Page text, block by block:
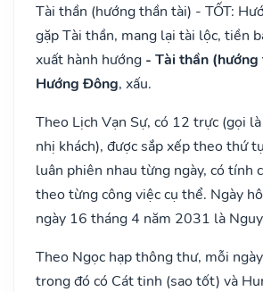
Tài thần (hướng thần tài) - TỐT:
gặp Tài thần, mang lại tài lộc, tiền
xuất hành hướng - Tài thần
Hướng Đông, xấu.
Theo Lịch Vạn Sự, có 12 trực (gọi
nhị khách), được sắp xếp theo thứ
luân phiên nhau từng ngày, có tính
theo từng công việc cụ thể. Ngày
ngày 16 tháng 4 năm 2031 là
Theo Ngọc hạp thông thư, mỗi
trong đó có Cát tinh (sao tốt) và